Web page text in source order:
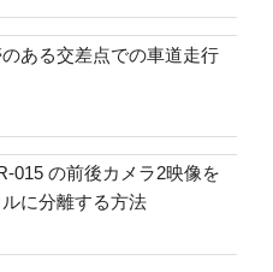
ある交差点での車道走行
015 の前後カメラ2映像を
に分離する方法